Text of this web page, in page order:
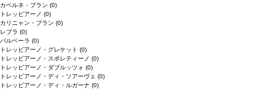
カベルネ・ブラン (0)
トレッビアーノ (0)
カリニャン・ブラン (0)
レブラ (0)
バルベーラ (0)
トレッビアーノ・グレケット (0)
トレッビアーノ・スポレティーノ (0)
トレッビアーノ・ダブルッツォ (0)
トレッビアーノ・ディ・ソアーヴェ (0)
トレッビアーノ・ディ・ルガーナ (0)